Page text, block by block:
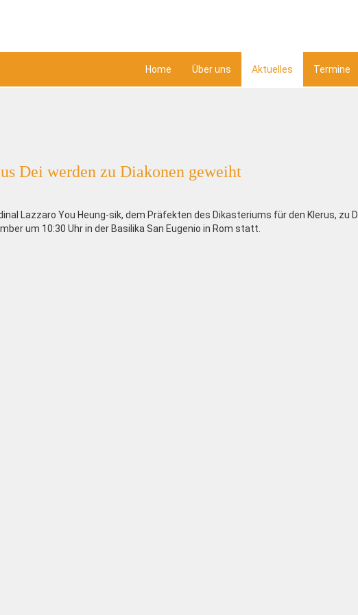
Home Über uns Aktuelles Termine
Dei werden zu Diakonen geweiht
Lazzaro You Heung-sik, dem Präfekten des Dikasteriums für den Klerus, zu
um 10:30 Uhr in der Basilika San Eugenio in Rom statt.